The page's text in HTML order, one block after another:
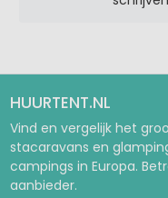
HUURTENT.NL
Vind en vergelijk het
stacaravans en
campings in Europa.
aanbieder.